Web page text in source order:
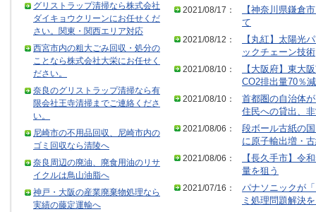
グリストラップ清掃なら株式会社
ダイキョウクリーンにお任せくだ
さい。関東・関西エリア対応
西宮市内の粗大ごみ回収・処分の
ことなら株式会社大栄にお任せく
ださい。
奈良のグリストラップ清掃なら有
限会社王寺清掃までご連絡くださ
い。
尼崎市の不用品回収、尼崎市内の
ゴミ回収なら清陵へ
奈良周辺の廃油、廃食用油のリサ
イクルは鳥山油脂へ
神戸・大阪の産業廃棄物処理なら
実績の藤定運輸へ
2021/08/17：
【神奈川県鎌倉
て
2021/08/12：
【丸紅】太陽光
ックチェーン技術
2021/08/10：
【大阪府】東大
CO2排出量70％減
2021/08/10：
首都圏の自治体
住民への貸出、
2021/08/06：
段ボール古紙の
に原子輸出増・
2021/08/06：
【長久手市】令
量を狙う
2021/07/16：
パナソニックが
ミ処理問題解決